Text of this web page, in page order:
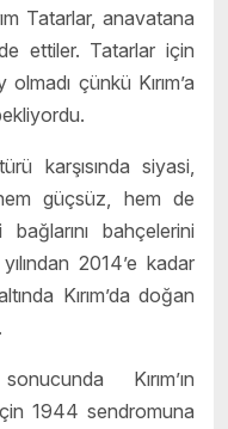
Tatarlar, anavatana
ettiler. Tatarlar için
çünkü Kırım’a
karşısında siyasi,
güçsüz, hem de
bahçelerini
2014’e kadar
Kırım’da doğan
Kırım’ın
1944 sendromuna